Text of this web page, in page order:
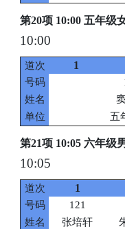
第20项 10:00 五年级
10:00
道次 1
号码
姓名
单位
五
第21项 10:05 六年级
10:05
道次 1
号码 121
姓名
张培轩